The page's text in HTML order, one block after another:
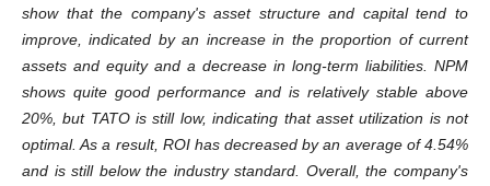
show that the company's asset structure and capital tend to
improve, indicated by an increase in the proportion of current
assets and equity and a decrease in long-term liabilities. NPM
shows quite good performance and is relatively stable above
20%, but TATO is still low, indicating that asset utilization is not
optimal. As a result, ROI has decreased by an average of 4.54%
and is still below the industry standard. Overall, the company's